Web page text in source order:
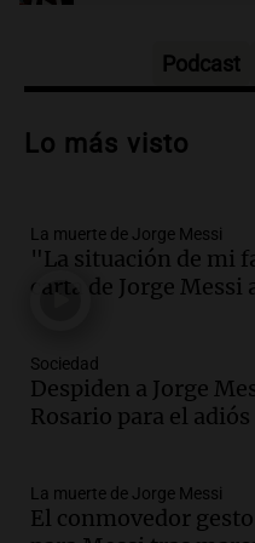
Audio.Trágico
vehículos desde
Audio.Tragedia
y cinco heridos
un puente
Audio.Messi
Rosario para
Episodios
Audio.Ley de
Podcast
Lo más visto
La muerte de Jorge Messi
"La situación de mi
carta de Jorge
Sociedad
Despiden a Jorge
Rosario para el adiós
La muerte de Jorge Messi
El conmovedor